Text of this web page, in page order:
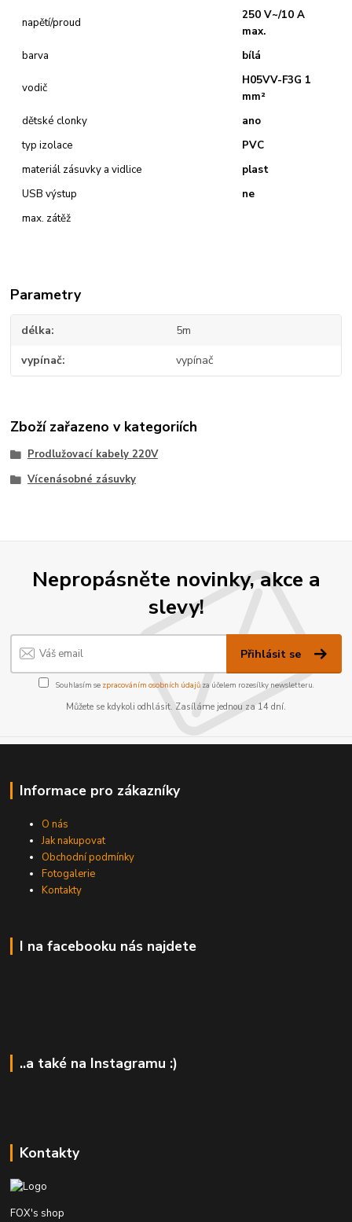
napětí/proud
250 V~/10 A
max.
barva
bílá
vodič
H05VV-F3G 1
mm²
dětské clonky
ano
typ izolace
PVC
materiál zásuvky a vidlice
plast
USB výstup
ne
max. zátěž
Parametry
délka 5m
vypínač vypínač
Zboží zařazeno v kategoriích
Prodlužovací kabely 220V
Vícenásobné zásuvky
Nepropásněte novinky, akce a
slevy!
Přihlásit se
Souhlasím se zpracováním osobních údajůza účelem rozesílky newsletteru.
Můžete se kdykoli odhlásit. Zasíláme jednou za 14 dní.
Informace pro zákazníky
O nás
Jak nakupovat
Obchodní podmínky
Fotogalerie
Kontakty
I na facebooku nás najdete
..a také na Instagramu :)
Kontakty
FOX's shop